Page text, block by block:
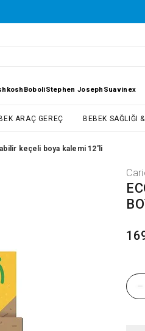
BoboliStephen Joseph Suavinex
ARAÇ GEREÇ BEBEK SAĞLIĞI
keçeli boya kalemi 12'li